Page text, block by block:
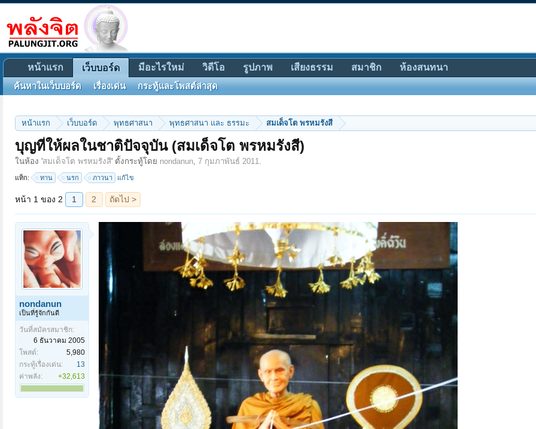
หน้าแรก เว็บบอร์ด พุทธศาสนา พุทธศาสนา และ ธรรมะ สมเด็จโต พรหมรังสี
บุญที่ให้ผลในชาติปัจจุบัน (สมเด็จโต พรหมรังสี)
ในห้อง 'สมเด็จโต พรหมรังสี' ตั้งกระทู้โดย nondanun, 7 กุมภาพันธ์ 2011.
แท็ก: ทาน นรก ภาวนา แก้ไข
หน้า 1 ของ 2 1 2 ถัดไป >
nondanun
เป็นที่รู้จักกันดี
วันที่สมัครสมาชิก:
6 ธันวาคม 2005
โพสต์:
5,980
กระทู้เรื่องเด่น:
13
ค่าพลัง:
+32,613
หน้าแรก เว็บบอร์ด
ค้นหาในเว็บบอร์ด เรื่องเด่น กระทู้และโพสต์ล่าสุด
มีอะไรใหม่ วิดีโอ รูปภาพ เสียงธรรม สมาชิก ห้องสนทนา